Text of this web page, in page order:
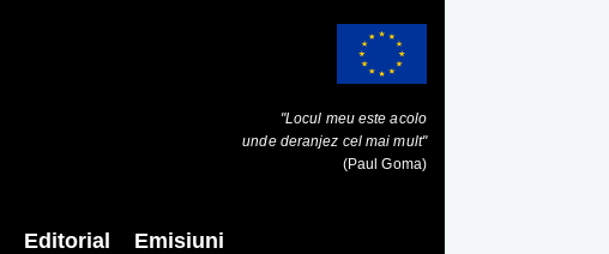
"Locul meu este acolo
unde deranjez cel mai mult"
(Paul Goma)
Editorial Emisiuni